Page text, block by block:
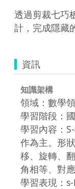
透過剪裁七巧
計，完成隱藏
資訊
知識架構
領域：數學
學習階段：
學習內容：
作為主。形
移、旋轉、
角相等、對應
學習表現：